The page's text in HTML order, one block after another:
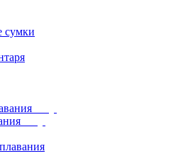
сумки